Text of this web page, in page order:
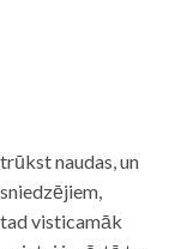
naudas, un
visticamāk